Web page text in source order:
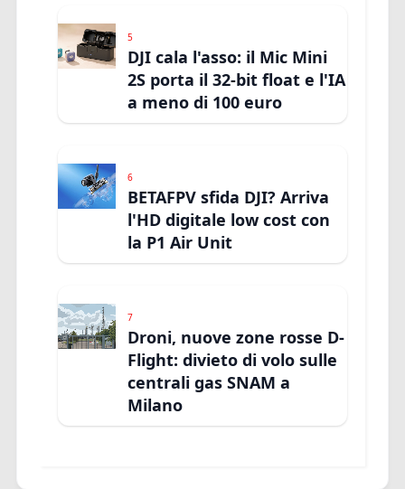
5
DJI cala l'asso: il Mic Mini
2S porta il 32-bit float e l'IA
a meno di 100 euro
6
BETAFPV sfida DJI? Arriva
l'HD digitale low cost con
la P1 Air Unit
7
Droni, nuove zone rosse D-
Flight: divieto di volo sulle
centrali gas SNAM a
Milano